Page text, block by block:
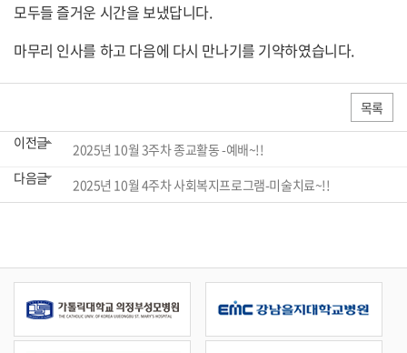
모두들 즐거운 시간을 보냈답니다.
마무리 인사를 하고 다음에 다시 만나기를 기약하였습니다.
목록
이전글
2025년 10월 3주차 종교활동 -예배~!!
다음글
2025년 10월 4주차 사회복지프로그램-미술치료~!!